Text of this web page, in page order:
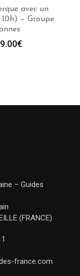
avec un
– Groupe
€
– Guides
(FRANCE)
france.com